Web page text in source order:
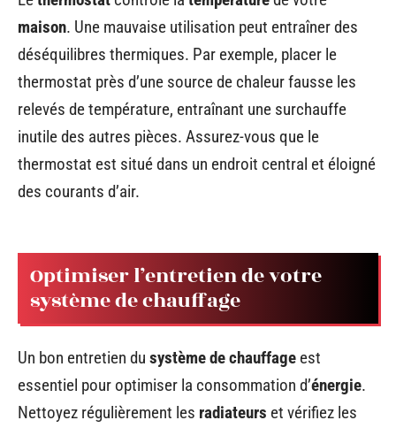
maison. Une mauvaise utilisation peut entraîner des
déséquilibres thermiques. Par exemple, placer le
thermostat près d’une source de chaleur fausse les
relevés de température, entraînant une surchauffe
inutile des autres pièces. Assurez-vous que le
thermostat est situé dans un endroit central et éloigné
des courants d’air.
Optimiser l’entretien de votre
système de chauffage
Un bon entretien du système de chauffage est
essentiel pour optimiser la consommation d’énergie.
Nettoyez régulièrement les radiateurs et vérifiez les